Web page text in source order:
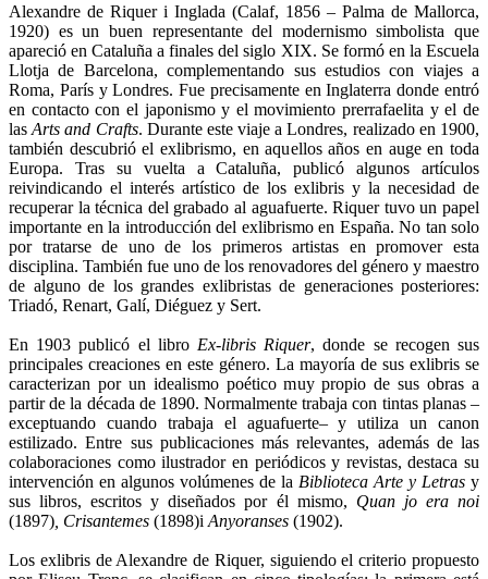
Alexandre de Riquer i Inglada (Calaf, 1856 – Palma de Mallorca,
1920) es un buen representante del modernismo simbolista que
apareció en Cataluña a finales del siglo XIX. Se formó en la Escuela
Llotja de Barcelona, complementando sus estudios con viajes a
Roma, París y Londres. Fue precisamente en Inglaterra donde entró
en contacto con el japonismo y el movimiento prerrafaelita y el de
lasArts and Crafts. Durante este viaje a Londres, realizado en 1900,
también descubrió el exlibrismo, en aquellos años en auge en toda
Europa. Tras su vuelta a Cataluña, publicó algunos artículos
reivindicando el interés artístico de los exlibris y la necesidad de
recuperar la técnica del grabado al aguafuerte. Riquer tuvo un papel
importante en la introducción del exlibrismo en España. No tan solo
por tratarse de uno de los primeros artistas en promover esta
disciplina. También fue uno de los renovadores del género y maestro
de alguno de los grandes exlibristas de generaciones posteriores:
Triadó, Renart, Galí, Diéguez y Sert.
En 1903 publicó el libro Ex-libris Riquer, donde se recogen sus
principales creaciones en este género. La mayoría de sus exlibris se
caracterizan por un idealismo poético muy propio de sus obras a
partir de la década de 1890. Normalmente trabaja con tintas planas –
exceptuando cuando trabaja el aguafuerte– y utiliza un canon
estilizado. Entre sus publicaciones más relevantes, además de las
colaboraciones como ilustrador en periódicos y revistas, destaca su
intervención en algunos volúmenes de la Biblioteca Arte y Letras y
sus libros, escritos y diseñados por él mismo, Quan jo era noi
(1897) , Crisantemes (1898)i Anyoranses (1902).
Los exlibris de Alexandre de Riquer, siguiendo el criterio propuesto